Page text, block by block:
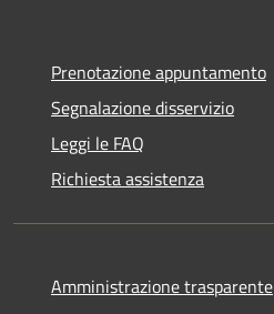
Prenotazione appuntamento
Segnalazione disservizio
Leggi le FAQ
Richiesta assistenza
Amministrazione trasparente